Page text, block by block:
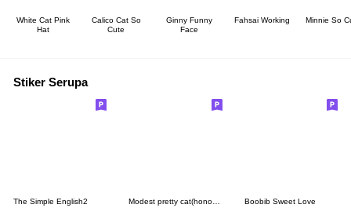
White Cat Pink
Hat
Calico Cat So
Cute
Ginny Funny
Face
Fahsai Working Minnie So
Stiker Serupa
The Simple English2 Modest pretty cat(honorifics) Boobib Sweet Love